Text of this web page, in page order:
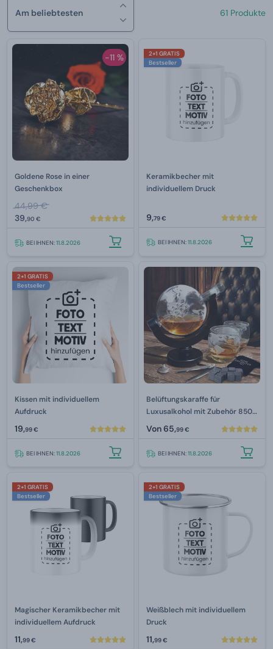
Am beliebtesten 61 Produkte
-11 %
Goldene Rose in einer
Geschenkbox
44,99 €
39,90 €
BEI IHNEN:11.8.2026
2+1 GRATIS
Bestseller
Keramikbecher mit
individuellem Druck
9,79 €
BEI IHNEN:11.8.2026
2+1 GRATIS
Bestseller
Kissen mit individuellem
Aufdruck
19,99 €
BEI IHNEN:11.8.2026
Belüftungskaraffe für
Luxusalkohol mit Zubehör 850
ml
Von65,99 €
BEI IHNEN:11.8.2026
2+1 GRATIS
Bestseller
Magischer Keramikbecher mit
individuellem Aufdruck
11,99 €
2+1 GRATIS
Bestseller
Weißblech mit individuellem
Druck
11,99 €